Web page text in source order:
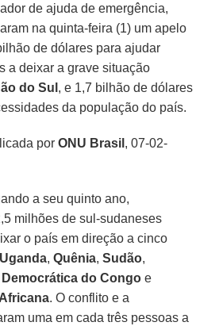
de ajuda de emergência,
na quinta-feira (1) um apelo
de dólares para ajudar
a deixar a grave situação
do Sul , e 1,7 bilhão de dólares
da população do país.
porONU Brasil , 07-02-
a seu quinto ano,
milhões de sul-sudaneses
o país em direção a cinco
Uganda,Quênia,Sudão,
do Congo e
. O conflito e a
uma em cada três pessoas a